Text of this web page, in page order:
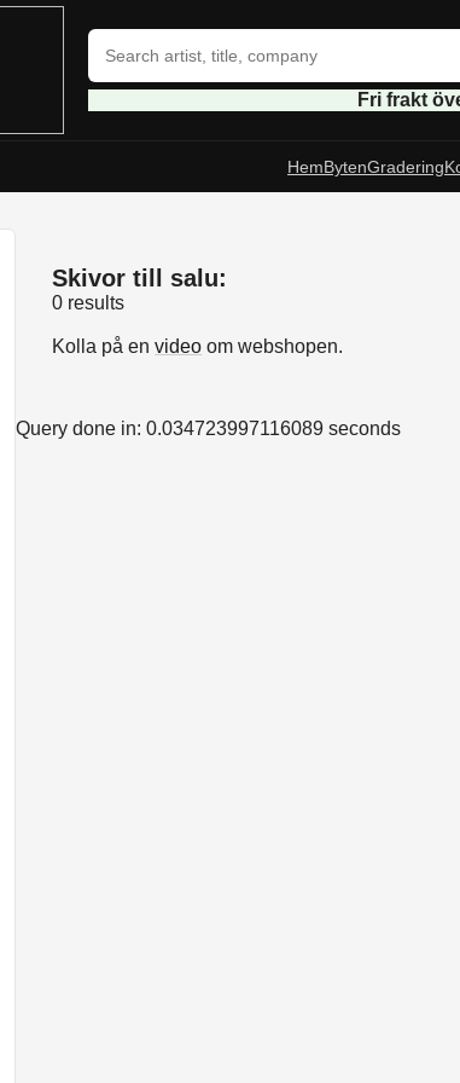
Fri frakt
HemBytenGradering
Skivor till salu:
0 results
Kolla på envideo om webshopen.
Query done in: 0.034723997116089 seconds